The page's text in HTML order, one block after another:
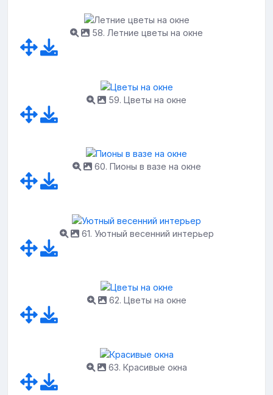
58. Летние цветы на окне
59. Цветы на окне
60. Пионы в вазе на окне
61. Уютный весенний интерьер
62. Цветы на окне
63. Красивые окна